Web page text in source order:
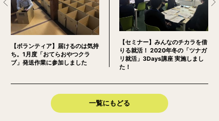
【ボランティア】届けるのは気持
ち。1月度「おてらおやつクラ
ブ」発送作業に参加しました
【セミナー】みんなのチカラを借
りる就活！ 2020年冬の「ツナガ
リ就活」3Days講座 実施しまし
た！
一覧にもどる